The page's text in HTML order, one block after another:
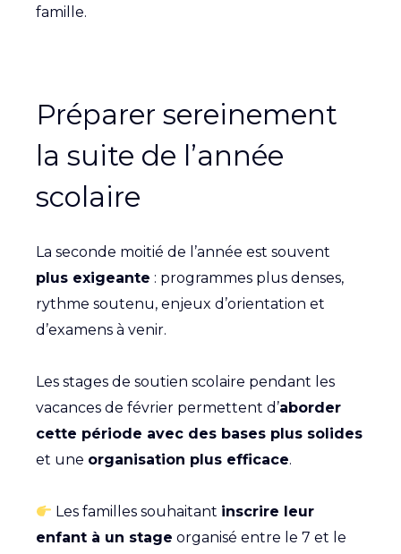
famille.
Préparer sereinement
la suite de l’année
scolaire
La seconde moitié de l’année est souvent
plus exigeante : programmes plus denses,
rythme soutenu, enjeux d’orientation et
d’examens à venir.
Les stages de soutien scolaire pendant les
vacances de février permettent d’aborder
cette période avec des bases plus solides
et une organisation plus efficace.
Les familles souhaitant inscrire leur
enfant à un stage organisé entre le 7 et le